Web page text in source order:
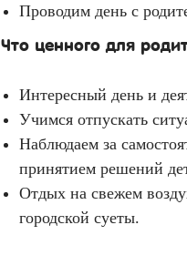
Проводим день с
Что ценного для
Интересный день и
Учимся отпускать
Наблюдаем за
принятием решений
Отдых на свежем
городской суеты.